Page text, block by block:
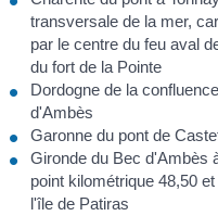
transversale de la mer,
par le centre du feu aval
du fort de la Pointe
Dordogne de la
d'Ambès
Garonne du pont de
Gironde du Bec d'Ambès
point kilométrique 48,50
l'île de Patiras